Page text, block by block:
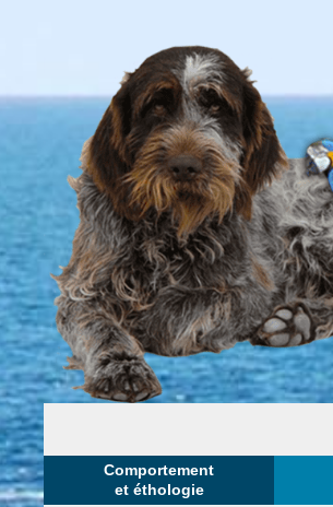
Comportement
et éthologie